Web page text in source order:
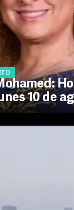
10 de